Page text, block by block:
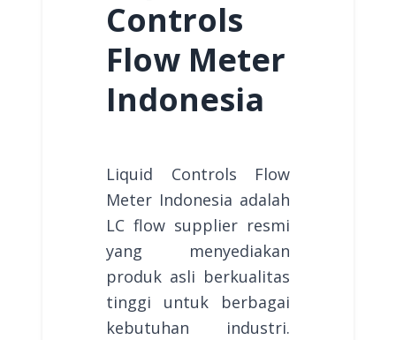
Controls
Flow Meter
Indonesia
Liquid Controls Flow
Meter Indonesia adalah
LC flow supplier resmi
yang menyediakan
produk asli berkualitas
tinggi untuk berbagai
kebutuhan industri.